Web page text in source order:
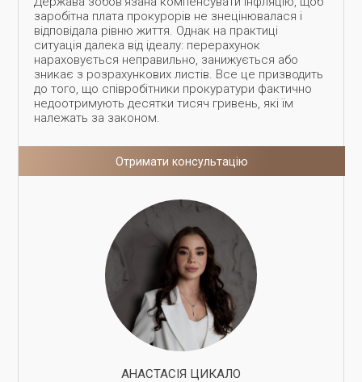
заробітна плата прокурорів не знецінювалася і
відповідала рівню життя. Однак на практиці
ситуація далека від ідеалу: перерахунок
нараховується неправильно, занижується або
зникає з розрахункових листів. Все це призводить
до того, що співробітники прокуратури фактично
недоотримують десятки тисяч гривень, які їм
належать за законом.
Отримати консультацію
АНАСТАСІЯ ЦИКАЛО